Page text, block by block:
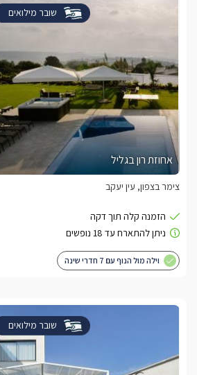
שובר מילואים
אחוזת רון בגליל
צימר בצפון, עין יעקב
וילה מול הנוף עם 7 חדרי שינה
שובר מילואים